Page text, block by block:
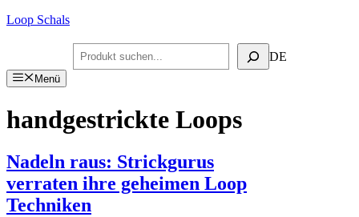
Zum
Loop Schals
Suchen DE
Menü
handgestrickte Loops
Nadeln raus: Strickgurus
verraten ihre geheimen Loop
Techniken